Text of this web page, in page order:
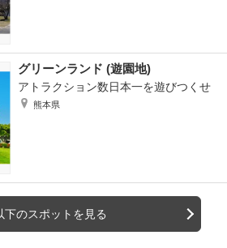
グリーンランド (遊園地)
アトラクション数日本一を遊びつくせ
熊本県
下のスポットを見る